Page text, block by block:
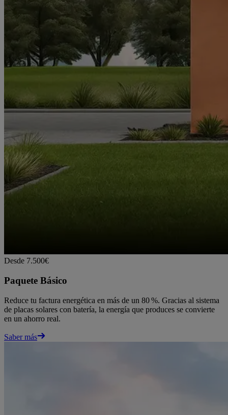
Desde 7.500€
Paquete Básico
Reduce tu factura energética en más de un 80 %. Gracias al sistema
de placas solares con batería, la energía que produces se convierte
en un ahorro real.
Saber más